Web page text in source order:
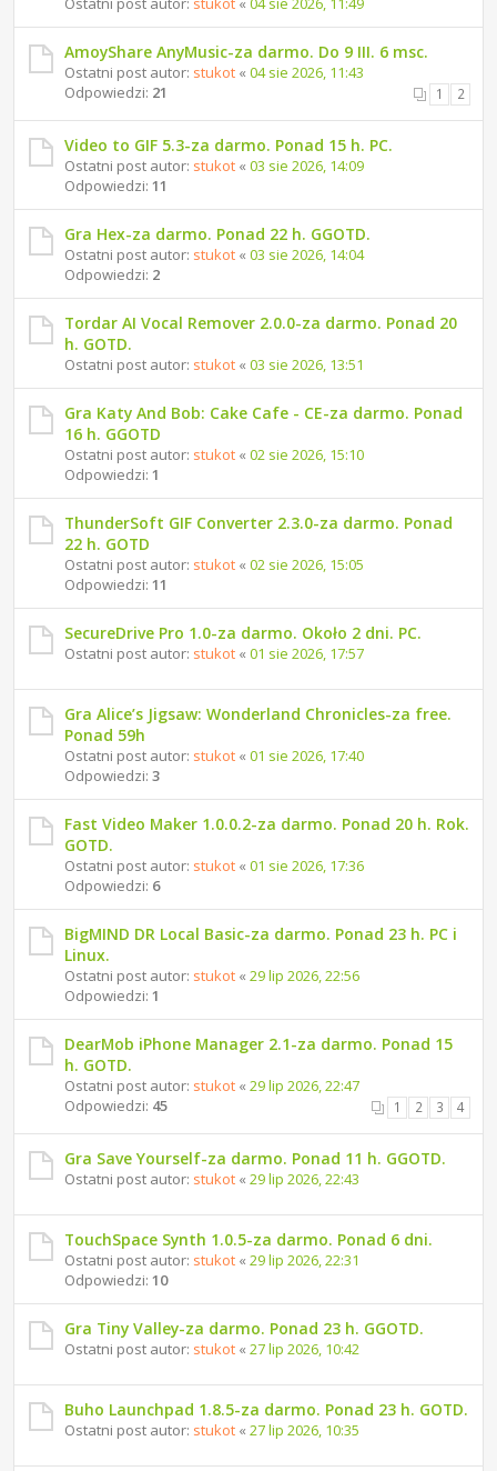
AmoyShare AnyMusic-za darmo. Do 9 III. 6 msc.
Ostatni post autor: stukot « 04 sie 2026, 11:43
Odpowiedzi: 21 1 2
Video to GIF 5.3-za darmo. Ponad 15 h. PC.
Ostatni post autor: stukot « 03 sie 2026, 14:09
Odpowiedzi: 11
Gra Hex-za darmo. Ponad 22 h. GGOTD.
Ostatni post autor: stukot « 03 sie 2026, 14:04
Odpowiedzi: 2
Tordar AI Vocal Remover 2.0.0-za darmo. Ponad 20
h. GOTD.
Ostatni post autor: stukot « 03 sie 2026, 13:51
Gra Katy And Bob: Cake Cafe - CE-za darmo. Ponad
16 h. GGOTD
Ostatni post autor: stukot « 02 sie 2026, 15:10
Odpowiedzi: 1
ThunderSoft GIF Converter 2.3.0-za darmo. Ponad
22 h. GOTD
Ostatni post autor: stukot « 02 sie 2026, 15:05
Odpowiedzi: 11
SecureDrive Pro 1.0-za darmo. Około 2 dni. PC.
Ostatni post autor: stukot « 01 sie 2026, 17:57
Gra Alice’s Jigsaw: Wonderland Chronicles-za free.
Ponad 59h
Ostatni post autor: stukot « 01 sie 2026, 17:40
Odpowiedzi: 3
Fast Video Maker 1.0.0.2-za darmo. Ponad 20 h. Rok.
GOTD.
Ostatni post autor: stukot « 01 sie 2026, 17:36
Odpowiedzi: 6
BigMIND DR Local Basic-za darmo. Ponad 23 h. PC i
Linux.
Ostatni post autor: stukot « 29 lip 2026, 22:56
Odpowiedzi: 1
DearMob iPhone Manager 2.1-za darmo. Ponad 15
h. GOTD.
Ostatni post autor: stukot « 29 lip 2026, 22:47
Odpowiedzi: 45 1 2 3 4
Gra Save Yourself-za darmo. Ponad 11 h. GGOTD.
Ostatni post autor: stukot « 29 lip 2026, 22:43
TouchSpace Synth 1.0.5-za darmo. Ponad 6 dni.
Ostatni post autor: stukot « 29 lip 2026, 22:31
Odpowiedzi: 10
Gra Tiny Valley-za darmo. Ponad 23 h. GGOTD.
Ostatni post autor: stukot « 27 lip 2026, 10:42
Buho Launchpad 1.8.5-za darmo. Ponad 23 h. GOTD.
Ostatni post autor: stukot « 27 lip 2026, 10:35